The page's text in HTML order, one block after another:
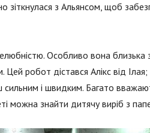
зіткнулася з Альянсом, щоб
Особливо вона близька
робот дістався Алікс від
сильним і швидким. Багато
можна знайти дитячу виріб з